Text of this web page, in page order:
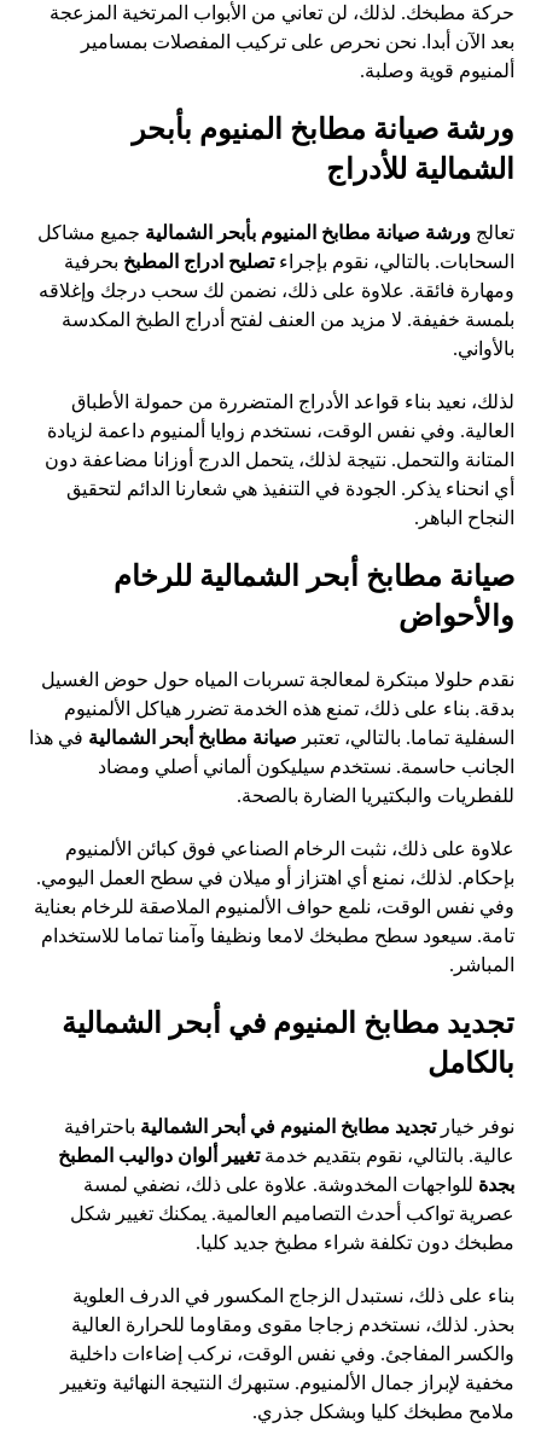
حركة مطبخك. لذلك، لن تعاني من الأبواب المرتخية المزعجة
بعد الآن أبدا. نحن نحرص على تركيب المفصلات بمسامير
ألمنيوم قوية وصلبة.
ورشة صيانة مطابخ المنيوم بأبحر
الشمالية للأدراج
تعالجورشة صيانة مطابخ المنيوم بأبحر الشمالية جميع مشاكل
السحابات. بالتالي، نقوم بإجراءتصليح ادراج المطبخ بحرفية
ومهارة فائقة. علاوة على ذلك، نضمن لك سحب درجك وإغلاقه
بلمسة خفيفة. لا مزيد من العنف لفتح أدراج الطبخ المكدسة
بالأواني.
لذلك، نعيد بناء قواعد الأدراج المتضررة من حمولة الأطباق
العالية. وفي نفس الوقت، نستخدم زوايا ألمنيوم داعمة لزيادة
المتانة والتحمل. نتيجة لذلك، يتحمل الدرج أوزانا مضاعفة دون
أي انحناء يذكر. الجودة في التنفيذ هي شعارنا الدائم لتحقيق
النجاح الباهر.
صيانة مطابخ أبحر الشمالية للرخام
والأحواض
نقدم حلولا مبتكرة لمعالجة تسربات المياه حول حوض الغسيل
بدقة. بناء على ذلك، تمنع هذه الخدمة تضرر هياكل الألمنيوم
السفلية تماما. بالتالي، تعتبر صيانة مطابخ أبحر الشمالية في هذا
الجانب حاسمة. نستخدم سيليكون ألماني أصلي ومضاد
للفطريات والبكتيريا الضارة بالصحة.
علاوة على ذلك، نثبت الرخام الصناعي فوق كبائن الألمنيوم
بإحكام. لذلك، نمنع أي اهتزاز أو ميلان في سطح العمل اليومي.
وفي نفس الوقت، نلمع حواف الألمنيوم الملاصقة للرخام بعناية
تامة. سيعود سطح مطبخك لامعا ونظيفا وآمنا تماما للاستخدام
المباشر.
تجديد مطابخ المنيوم في أبحر الشمالية
بالكامل
نوفر خيارتجديد مطابخ المنيوم في أبحر الشمالية باحترافية
عالية. بالتالي، نقوم بتقديم خدمةتغيير ألوان دواليب المطبخ
بجدة للواجهات المخدوشة. علاوة على ذلك، نضفي لمسة
عصرية تواكب أحدث التصاميم العالمية. يمكنك تغيير شكل
مطبخك دون تكلفة شراء مطبخ جديد كليا.
بناء على ذلك، نستبدل الزجاج المكسور في الدرف العلوية
بحذر. لذلك، نستخدم زجاجا مقوى ومقاوما للحرارة العالية
والكسر المفاجئ. وفي نفس الوقت، نركب إضاءات داخلية
مخفية لإبراز جمال الألمنيوم. ستبهرك النتيجة النهائية وتغيير
ملامح مطبخك كليا وبشكل جذري.